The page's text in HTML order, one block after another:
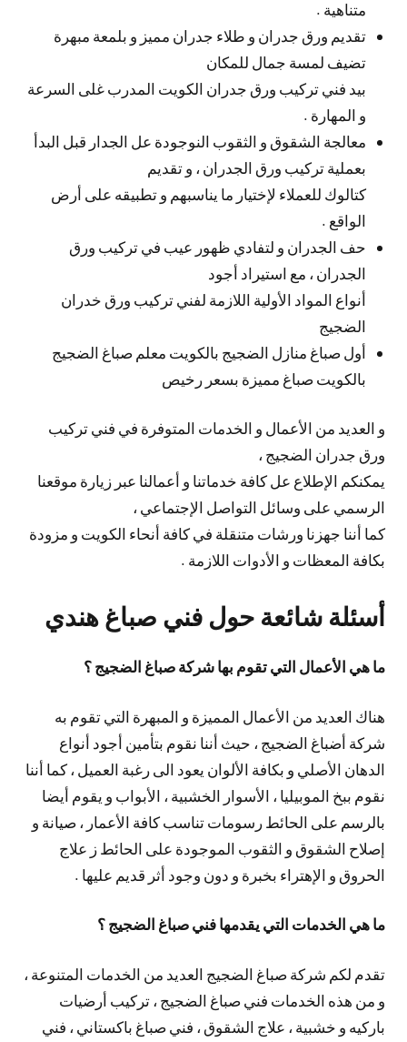
متناهية .
تقديم ورق جدران و طلاء جدران مميز و بلمعة مبهرة
تضيف لمسة جمال للمكان
بيد فني تركيب ورق جدران الكويت المدرب غلى السرعة
و المهارة .
معالجة الشقوق و الثقوب النوجودة عل الجدار قبل البدأ
بعملية تركيب ورق الجدران ، و تقديم
كتالوك للعملاء لإختيار ما يناسبهم و تطبيقه على أرض
الواقع .
حف الجدران و لتفادي ظهور عيب في تركيب ورق
الجدران ، مع استيراد أجود
أنواع المواد الأولية اللازمة لفني تركيب ورق خدران
الضجيج
أول صباغ منازل الضجيج بالكويت معلم صباغ الضجيج
بالكويت صباغ مميزة بسعر رخيص
و العديد من الأعمال و الخدمات المتوفرة في فني تركيب
ورق جدران الضجيج ،
يمكنكم الإطلاع عل كافة خدماتنا و أعمالنا عبر زيارة موقعنا
الرسمي على وسائل التواصل الإجتماعي ،
كما أننا جهزنا ورشات متنقلة في كافة أنحاء الكويت و مزودة
بكافة المعظات و الأدوات اللازمة .
أسئلة شائعة حول فني صباغ هندي
ما هي الأعمال التي تقوم بها شركة صباغ الضجيج ؟
هناك العديد من الأعمال المميزة و المبهرة التي تقوم به
شركة أضباغ الضجيج ، حيث أننا نقوم بتأمين أجود أنواع
الدهان الأصلي و بكافة الألوان يعود الى رغبة العميل ، كما أننا
نقوم ببخ الموبيليا ، الأسوار الخشبية ، الأبواب و يقوم أيضا
بالرسم على الحائط رسومات تناسب كافة الأعمار ، صيانة و
إصلاح الشقوق و الثقوب الموجودة على الحائط ز علاج
الحروق و الإهتراء بخبرة و دون وجود أثر قديم عليها .
ما هي الخدمات التي يقدمها فني صباغ الضجيج ؟
تقدم لكم شركة صباغ الضجيج العديد من الخدمات المتنوعة ،
و من هذه الخدمات فني صباغ الضجيج ، تركيب أرضيات
باركيه و خشبية ، علاج الشقوق ، فني صباغ باكستاني ، فني